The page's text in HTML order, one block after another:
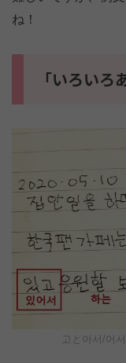
ね！
「いろいろ
고と아서/어